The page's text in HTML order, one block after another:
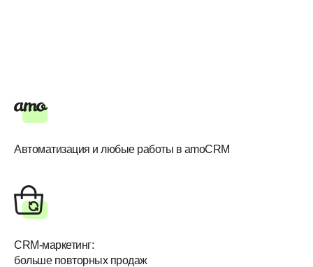
Автоматизация и любые работы в amoCRM
CRM-маркетинг:
больше повторных продаж